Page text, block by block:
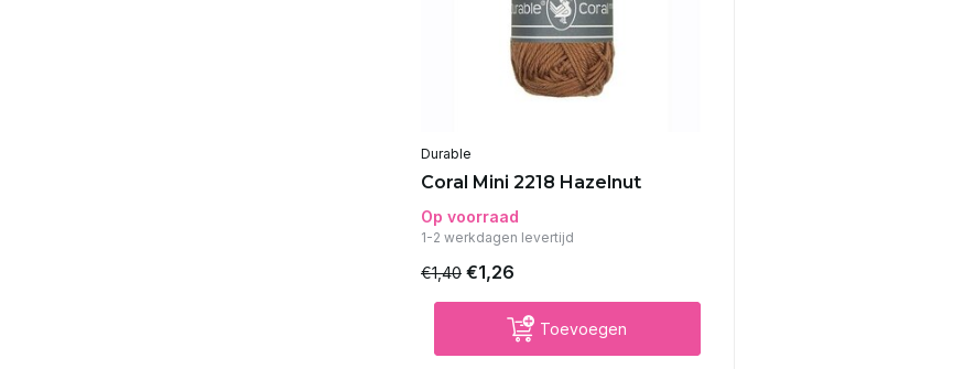
Durable
Coral Mini 2218 Hazelnut
Op voorraad
1-2 werkdagen levertijd
€1,40 €1,26
Toevoegen